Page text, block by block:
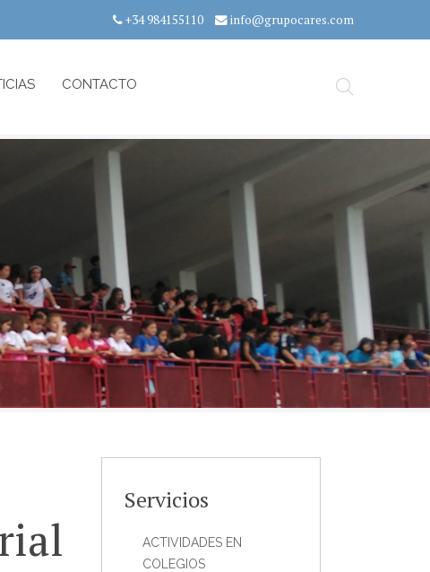
+34 984155110 info@grupocares.com
CONTACTO
Servicios
ACTIVIDADES EN
COLEGIOS